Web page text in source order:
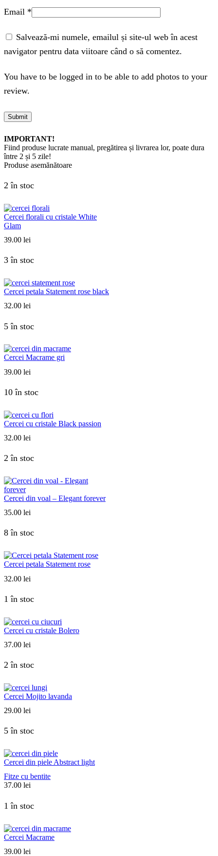
Email *
Salvează-mi numele, emailul și site-ul web în acest
navigator pentru data viitoare când o să comentez.
You have to be logged in to be able to add photos to your
review.
IMPORTANT!
Fiind produse lucrate manual, pregătirea și livrarea lor, poate dura
între 2 și 5 zile!
Produse asemănătoare
2 în stoc
Cercei florali cu cristale White
Glam
39.00 lei
3 în stoc
Cercei petala Statement rose black
32.00 lei
5 în stoc
Cercei Macrame gri
39.00 lei
10 în stoc
Cercei cu cristale Black passion
32.00 lei
2 în stoc
Cercei din voal – Elegant forever
35.00 lei
8 în stoc
Cercei petala Statement rose
32.00 lei
1 în stoc
Cercei cu cristale Bolero
37.00 lei
2 în stoc
Cercei Mojito lavanda
29.00 lei
5 în stoc
Cercei din piele Abstract light
Fitze cu bentite
37.00 lei
1 în stoc
Cercei Macrame
39.00 lei